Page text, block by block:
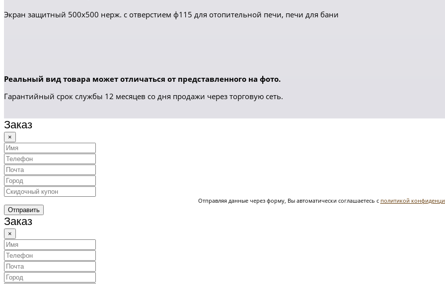
Экран защитный 500х500 нерж. с отверстием ф115 для отопительной печи, печи для бани
Реальный вид товара может отличаться от представленного на фото.
Гарантийный срок службы 12 месяцев со дня продажи через торговую сеть.
Заказ
×
Отправляя данные через форму, Вы автоматически соглашаетесь с политикой
Отправить
Заказ
×